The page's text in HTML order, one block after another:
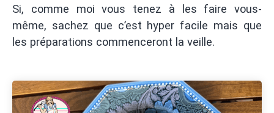
Si, comme moi vous tenez à les faire vous-
même, sachez que c’est hyper facile mais que
les préparations commenceront la veille.